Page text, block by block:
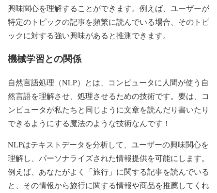
興味関心を理解することができます。例えば、ユーザーが
特定のトピックの記事を頻繁に読んでいる場合、そのトピ
ックに対する強い興味があると推測できます。
機械学習との関係
自然言語処理（NLP）とは、コンピュータに人間が使う自
然言語を理解させ、処理させるための技術です。要は、コ
ンピュータが私たちと同じように文章を読んだり書いたり
できるようにする魔法のような技術なんです！
NLPはテキストデータを分析して、ユーザーの興味関心を
理解し、パーソナライズされた情報提供を可能にします。
例えば、あなたがよく「旅行」に関する記事を読んでいる
と、その情報から旅行に関する情報や商品を推薦してくれ